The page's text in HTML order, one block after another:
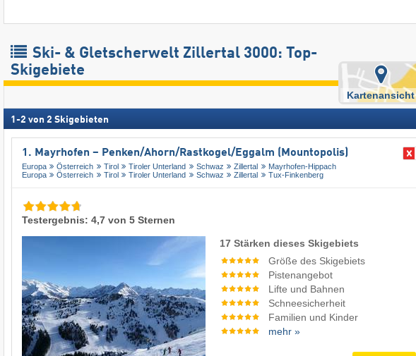
Ski- & Gletscherwelt Zillertal 3000: Top-
Skigebiete
Kartenansicht
1 -2 von 2 Skigebieten
1. Mayrhofen – Penken/​Ahorn/​Rastkogel/​Eggalm (Mountopolis)
Europa Österreich Tirol Tiroler Unterland Schwaz Zillertal
Mayrhofen-Hippach
Europa
Österreich Tirol Tiroler Unterland Schwaz Zillertal Tux-Finkenberg
Testergebnis: 4,7 von 5 Sternen
17 Stärken dieses Skigebiets
Größe des Skigebiets
Pistenangebot
Lifte und Bahnen
Schneesicherheit
Familien und Kinder
mehr »